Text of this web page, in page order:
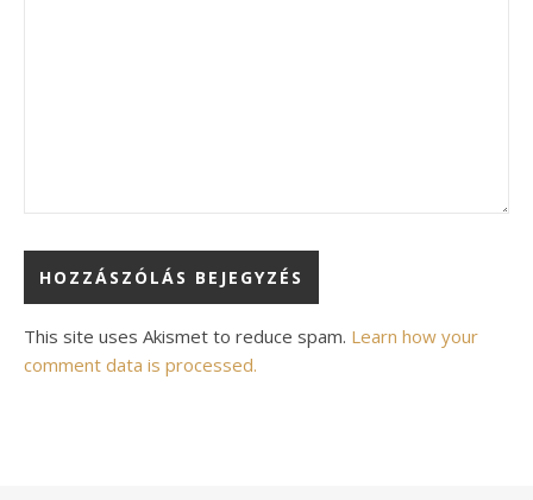
Alternative:
This site uses Akismet to reduce spam. Learn how your
comment data is processed.